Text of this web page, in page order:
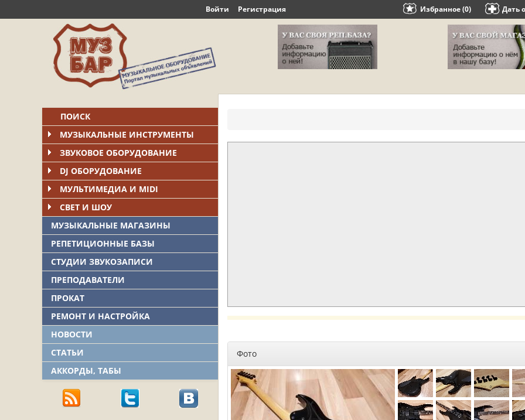
Войти Регистрация Избранное (0) Дать
ПОИСК
МУЗЫКАЛЬНЫЕ ИНСТРУМЕНТЫ
ЗВУКОВОЕ ОБОРУДОВАНИЕ
DJ ОБОРУДОВАНИЕ
МУЛЬТИМЕДИА И MIDI
СВЕТ И ШОУ
МУЗЫКАЛЬНЫЕ МАГАЗИНЫ
РЕПЕТИЦИОННЫЕ БАЗЫ
СТУДИИ ЗВУКОЗАПИСИ
ПРЕПОДАВАТЕЛИ
ПРОКАТ
РЕМОНТ И НАСТРОЙКА
НОВОСТИ
СТАТЬИ
АККОРДЫ, ТАБЫ
Фото